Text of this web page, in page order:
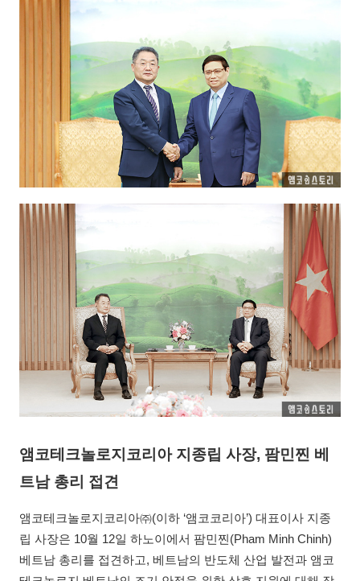
앰코테크놀로지코리아 지종립 사장, 팜민찐 베
트남 총리 접견
앰코테크놀로지코리아㈜(이하 ‘앰코코리아’) 대표이사 지종
립 사장은 10월 12일 하노이에서 팜민찐(Pham Minh Chinh)
베트남 총리를 접견하고, 베트남의 반도체 산업 발전과 앰코